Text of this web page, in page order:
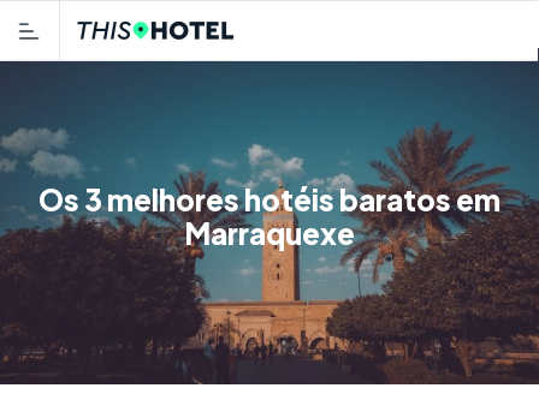
Os 3 melhores hotéis baratos em
Marraquexe